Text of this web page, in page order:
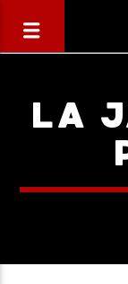
LA